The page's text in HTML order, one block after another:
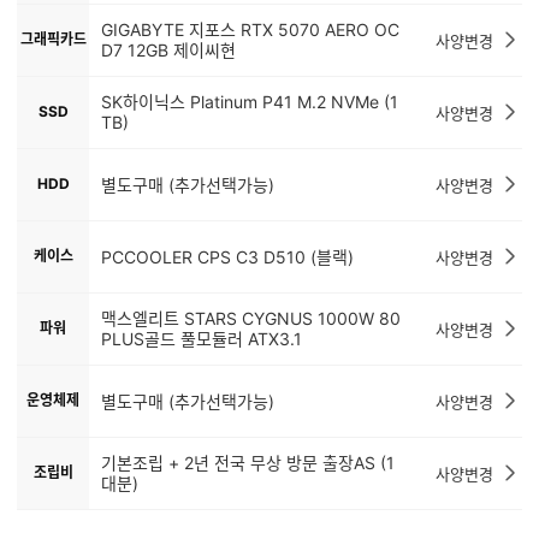
그래픽카드
GIGABYTE 지포스 RTX 5070 AERO OC
D7 12GB 제이씨현
사양변경
SSD
SK하이닉스 Platinum P41 M.2 NVMe (1
TB)
사양변경
HDD 별도구매 (추가선택가능) 사양변경
케이스 PCCOOLER CPS C3 D510 (블랙) 사양변경
파워
맥스엘리트 STARS CYGNUS 1000W 80
PLUS골드 풀모듈러 ATX3.1
사양변경
운영체제 별도구매 (추가선택가능) 사양변경
조립비
기본조립 + 2년 전국 무상 방문 출장AS (1
대분)
사양변경